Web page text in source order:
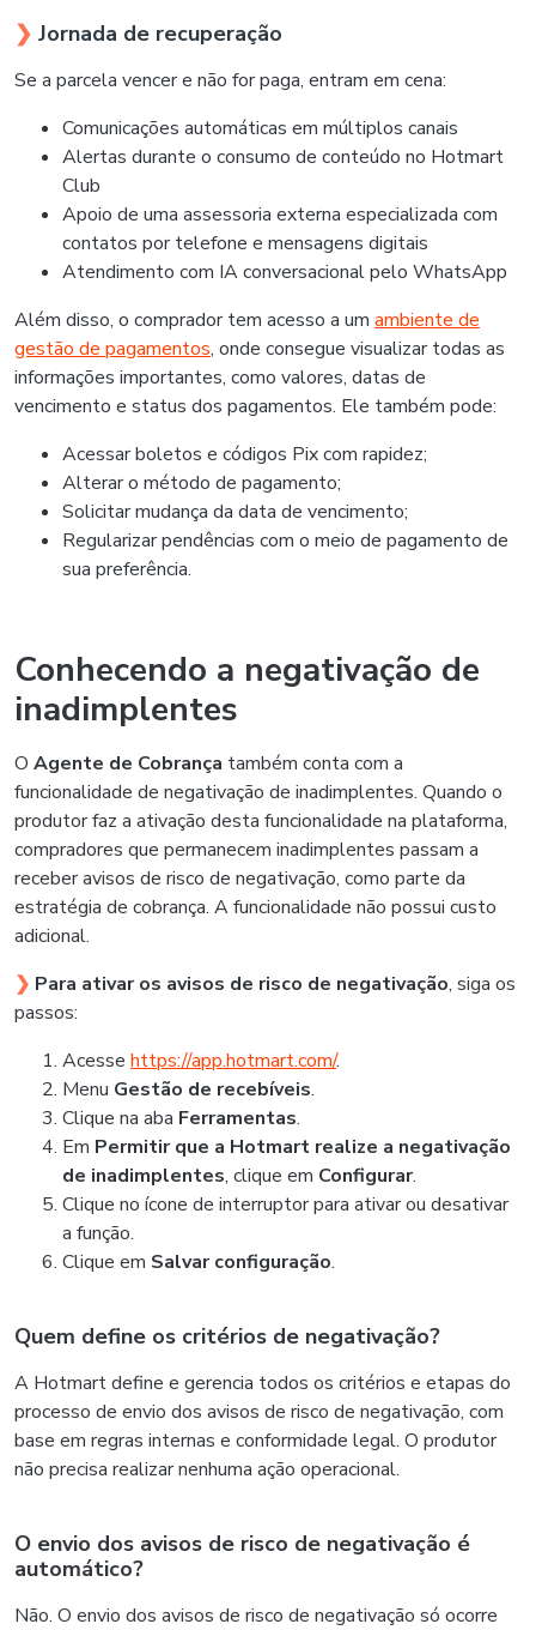
❯ Jornada de recuperação
Se a parcela vencer e não for paga, entram em cena:
Comunicações automáticas em múltiplos canais
Alertas durante o consumo de conteúdo no Hotmart
Club
Apoio de uma assessoria externa especializada com
contatos por telefone e mensagens digitais
Atendimento com IA conversacional pelo WhatsApp
Além disso, o comprador tem acesso a um ambiente de
gestão de pagamentos, onde consegue visualizar todas as
informações importantes, como valores, datas de
vencimento e status dos pagamentos. Ele também pode:
Acessar boletos e códigos Pix com rapidez;
Alterar o método de pagamento;
Solicitar mudança da data de vencimento;
Regularizar pendências com o meio de pagamento de
sua preferência.
Conhecendo a negativação de
inadimplentes
O Agente de Cobrança também conta com a
funcionalidade de negativação de inadimplentes. Quando o
produtor faz a ativação desta funcionalidade na plataforma,
compradores que permanecem inadimplentes passam a
receber avisos de risco de negativação, como parte da
estratégia de cobrança. A funcionalidade não possui custo
adicional.
❯ Para ativar os avisos de risco de negativação, siga os
passos:
Acesse https://app.hotmart.com/.
Menu Gestão de recebíveis.
Clique na aba Ferramentas.
Em Permitir que a Hotmart realize a negativação
de inadimplentes, clique em Configurar.
Clique no ícone de interruptor para ativar ou desativar
a função.
Clique em Salvar configuração.
Quem define os critérios de negativação?
A Hotmart define e gerencia todos os critérios e etapas do
processo de envio dos avisos de risco de negativação, com
base em regras internas e conformidade legal. O produtor
não precisa realizar nenhuma ação operacional.
O envio dos avisos de risco de negativação é
automático?
Não. O envio dos avisos de risco de negativação só ocorre